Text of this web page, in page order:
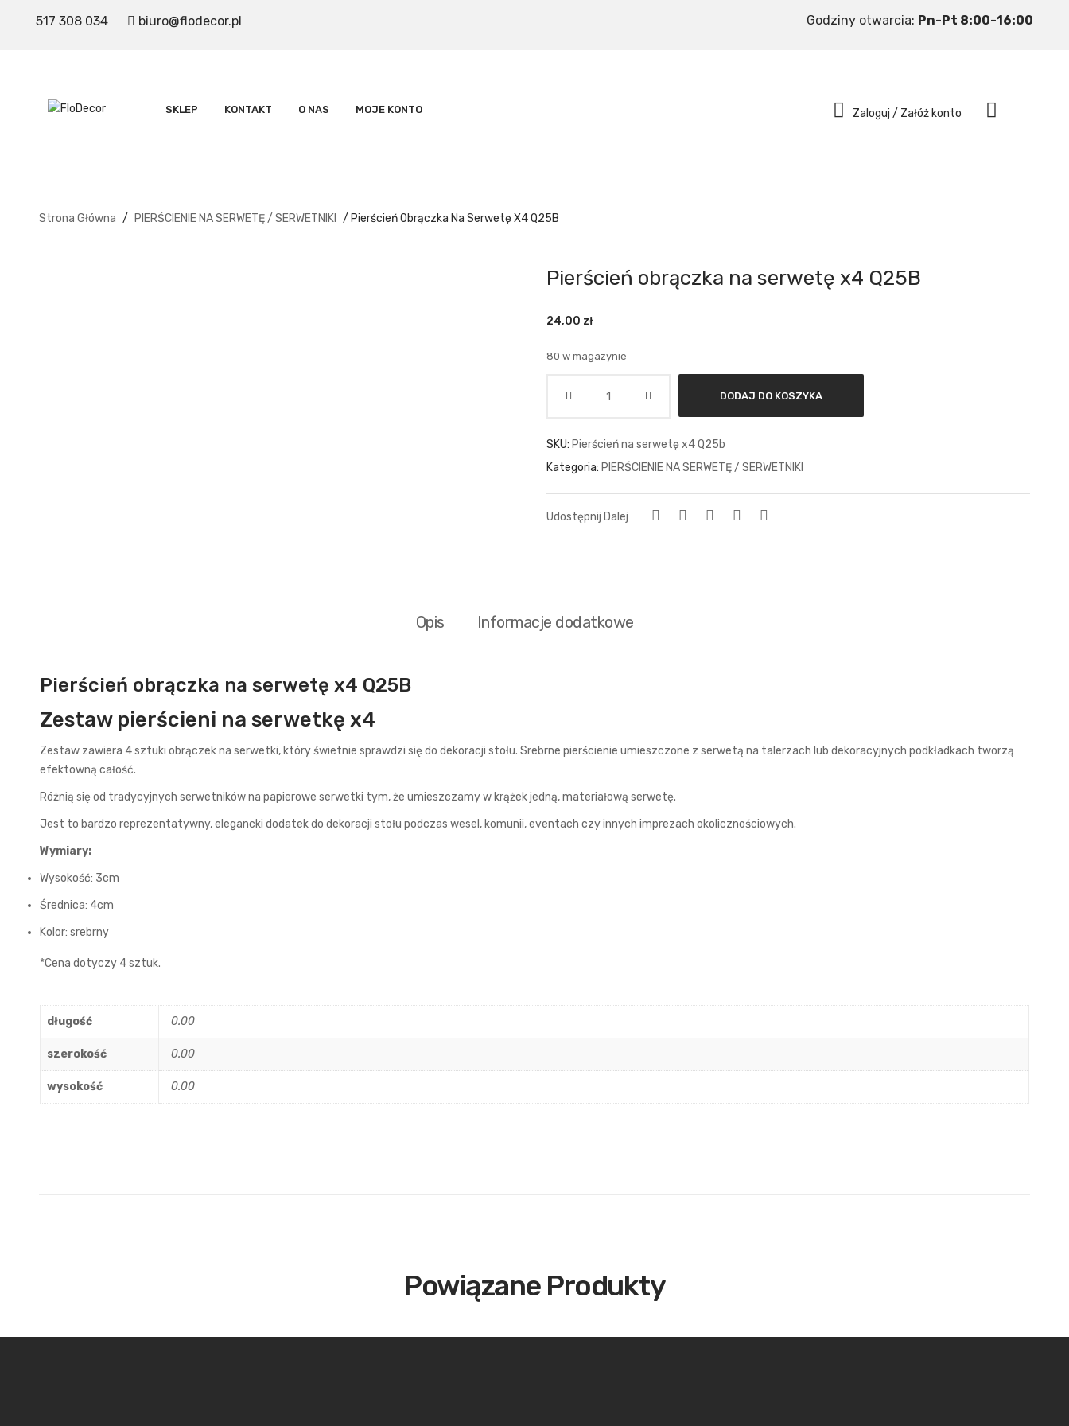
517 308 034 biuro@flodecor.pl Godziny otwarcia: Pn-Pt 8:00-16:00
SKLEP KONTAKT O NAS MOJE KONTO Zaloguj / Załóż konto
Strona Główna / PIERŚCIENIE NA SERWETĘ / SERWETNIKI / Pierścień Obrączka Na Serwetę X4 Q25B
Pierścień obrączka na serwetę x4 Q25B
24,00 zł
80 w magazynie
DODAJ DO KOSZYKA
SKU: Pierścień na serwetę x4 Q25b
Kategoria: PIERŚCIENIE NA SERWETĘ / SERWETNIKI
Udostępnij Dalej
Opis Informacje dodatkowe
Pierścień obrączka na serwetę x4 Q25B
Zestaw pierścieni na serwetkę x4
Zestaw zawiera 4 sztuki obrączek na serwetki, który świetnie sprawdzi się do dekoracji stołu. Srebrne pierścienie umieszczone z serwetą na talerzach lub dekoracyjnych podkładkach tworzą
efektowną całość.
Różnią się od tradycyjnych serwetników na papierowe serwetki tym, że umieszczamy w krążek jedną, materiałową serwetę.
Jest to bardzo reprezentatywny, elegancki dodatek do dekoracji stołu podczas wesel, komunii, eventach czy innych imprezach okolicznościowych.
Wymiary:
Wysokość: 3cm
Średnica: 4cm
Kolor: srebrny
*Cena dotyczy 4 sztuk.
długość 0.00
szerokość 0.00
wysokość 0.00
Powiązane Produkty